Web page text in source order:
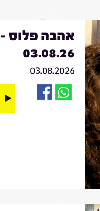
אהבה פלוס -
03.08.26
03.08.2026